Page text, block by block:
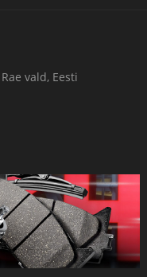
vald, Eesti